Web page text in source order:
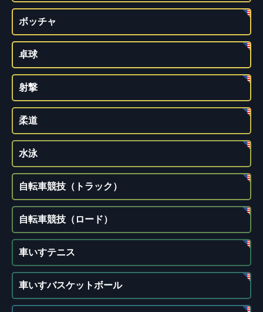
ボッチャ
卓球
射撃
柔道
水泳
自転車競技（トラック）
自転車競技（ロード）
車いすテニス
車いすバスケットボール